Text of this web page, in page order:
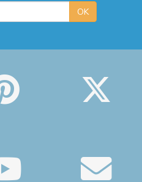
OK